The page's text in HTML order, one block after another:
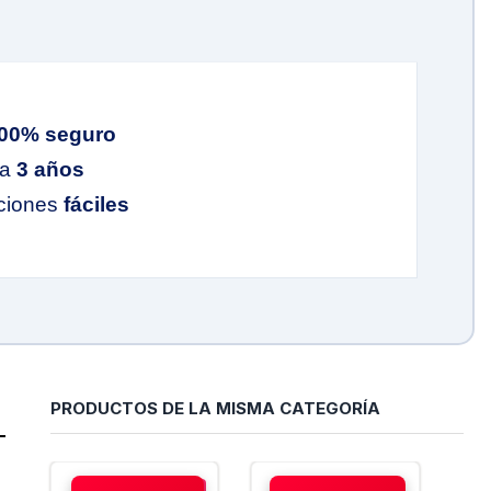
seguro
3 años
fáciles
PRODUCTOS DE LA MISMA CATEGORÍA